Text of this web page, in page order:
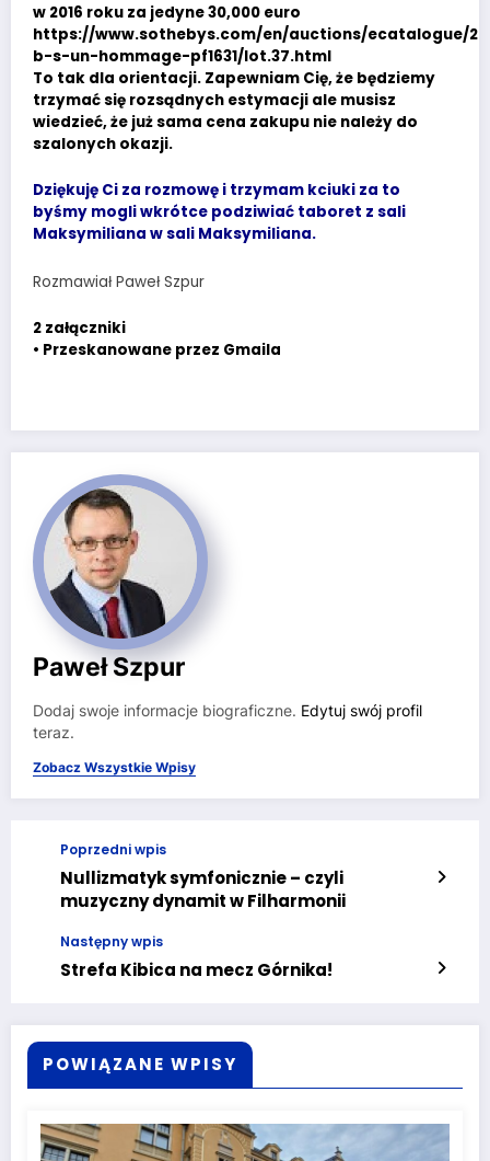
w 2016 roku za jedyne 30,000 euro
https://www.sothebys.com/en/auctions/ecatalogue/
b-s-un-hommage-pf1631/lot.37.html
To tak dla orientacji. Zapewniam Cię, że będziemy
trzymać się rozsądnych estymacji ale musisz
wiedzieć, że już sama cena zakupu nie należy do
szalonych okazji.
Dziękuję Ci za rozmowę i trzymam kciuki za to
byśmy mogli wkrótce podziwiać taboret z sali
Maksymiliana w sali Maksymiliana.
Rozmawiał Paweł Szpur
2 załączniki
• Przeskanowane przez Gmaila
Paweł Szpur
Dodaj swoje informacje biograficzne. Edytuj swój profil
teraz.
Zobacz Wszystkie Wpisy
Poprzedni wpis
Nullizmatyk symfonicznie – czyli
muzyczny dynamit w Filharmonii
Następny wpis
Strefa Kibica na mecz Górnika!
POWIĄZANE WPISY